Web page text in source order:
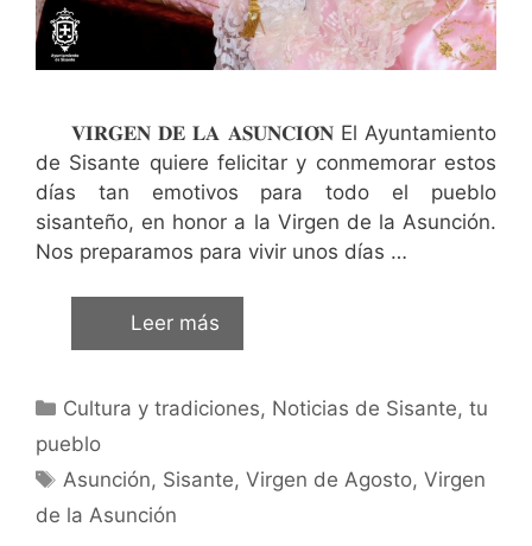
𝐕𝐈𝐑𝐆𝐄𝐍 𝐃𝐄 𝐋𝐀 𝐀𝐒𝐔𝐍𝐂𝐈𝐎́𝐍 El Ayuntamiento
de Sisante quiere felicitar y conmemorar estos
días tan emotivos para todo el pueblo
sisanteño, en honor a la Virgen de la Asunción.
Nos preparamos para vivir unos días …
Leer más
Cultura y tradiciones, Noticias de Sisante, tu
pueblo
Asunción, Sisante,Virgen de Agosto,Virgen
de la Asunción